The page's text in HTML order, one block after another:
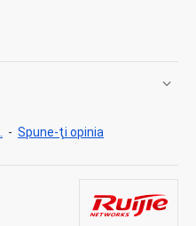
- Spune-ţi opinia